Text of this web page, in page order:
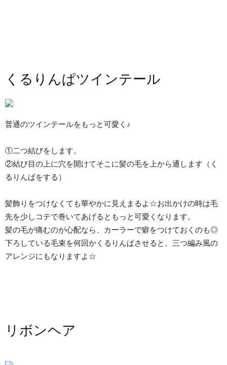
くるりんぱツインテール
普通のツインテールをもっと可愛く♪
①二つ結びをします。
②結び目の上に穴を開けてそこに髪の毛を上から通します（く
るりんぱをする）
髪飾りをつけなくても華やかに見えまるよ☆お出かけの時は毛
先を少しコテで巻いてあげるともっと可愛くなります。
髪の毛が痛むのが心配なら、カーラーで癖をつけておくのも◎
下ろしている毛束を何回かくるりんぱさせると、三つ編み風の
アレンジにもなりますよ☆
リボンヘア